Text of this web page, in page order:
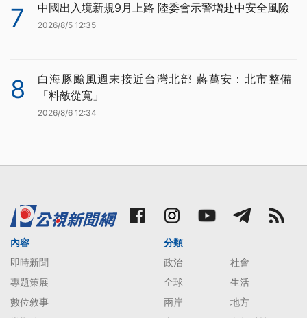
7 中國出入境新規9月上路 陸委會示警增赴中安全風險
2026/8/5 12:35
8
白海豚颱風週末接近台灣北部 蔣萬安：北市整備
「料敵從寬」
2026/8/6 12:34
內容
即時新聞
專題策展
數位敘事
分類
政治
社會
全球
生活
兩岸
地方